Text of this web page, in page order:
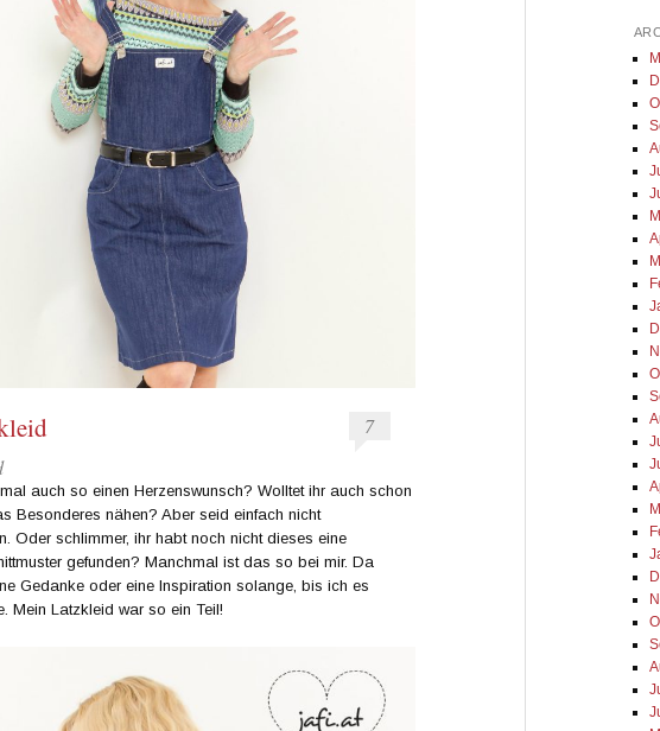
7
auch so einen Herzenswunsch? Wolltet ihr auch schon
Besonderes nähen? Aber seid einfach nicht
Oder schlimmer, ihr habt noch nicht dieses eine
gefunden? Manchmal ist das so bei mir. Da
Gedanke oder eine Inspiration solange, bis ich es
Mein Latzkleid war so ein Teil!